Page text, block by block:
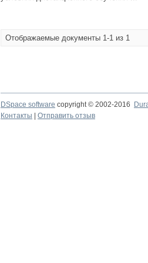
Отображаемые документы 1-1 из 1
DSpace software copyright © 2002-2016
Контакты
Отправить отзыв